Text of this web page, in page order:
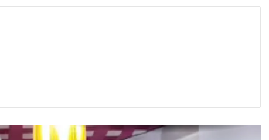
जूझते परिवारों को बड़ी राहत दी